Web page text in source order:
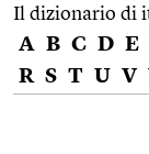
Il dizionario di
A B C D E
R S T U V